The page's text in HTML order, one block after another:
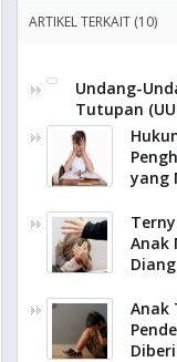
ARTIKEL TERKAIT (10)
Undang-
Tutupan
yang
Anak
Anak